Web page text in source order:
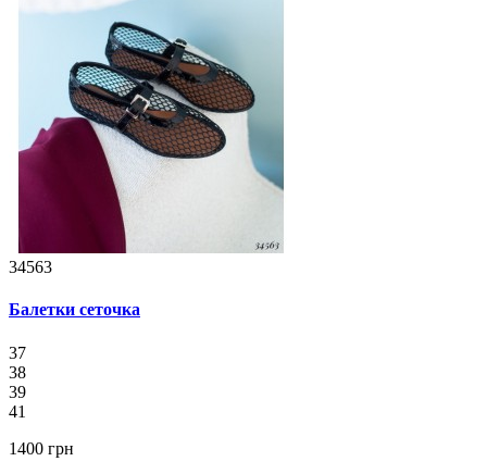
34563
Балетки сеточка
37
38
39
41
1400 грн